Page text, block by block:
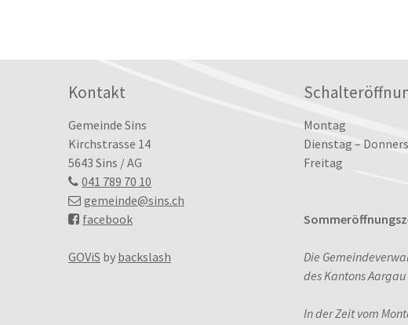
Footer
Kontakt
Gemeinde Sins
Kirchstrasse 14
5643 Sins / AG
041 789 70 10
gemeinde@sins.ch
facebook
GOViS by backslash
TagÖffnungszeiten
Montag
Dienstag –
Freitag
Die
des Kantons Aargau
In der Zeit vom